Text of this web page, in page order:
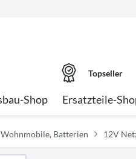
Topseller
Shop Ersatzteile-
Batterien 12V